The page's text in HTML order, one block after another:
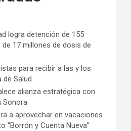
logra detención de 155
17 millones de dosis de
para recibir a las y los
de Salud
alianza estratégica con
Sonora
a aprovechar en vacaciones
“Borrón y Cuenta Nueva”